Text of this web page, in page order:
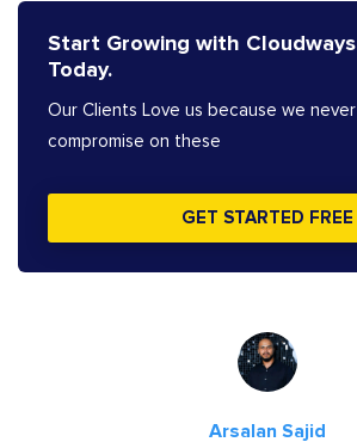
Start Growing with Cloudways
Today.
Our Clients Love us because we never
compromise on these
GET STARTED FREE
Arsalan Sajid